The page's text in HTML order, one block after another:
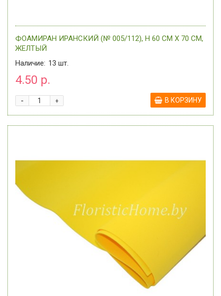
ФОАМИРАН ИРАНСКИЙ (№ 005/112), H 60 СМ Х 70 СМ,
ЖЕЛТЫЙ
Наличие: 13 шт.
4.50 р.
+
- В КОРЗИНУ